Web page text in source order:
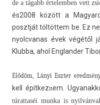
de a tágabb értelemb­en vett
és2008 között a
posztját töltöttem be. Ez
nyolcvanas évek végétől
Klub­ba, ahol En­gland­er
Elődöm, Lányi Eszt­er
kell építkeznem.
túrat­taséi munka is